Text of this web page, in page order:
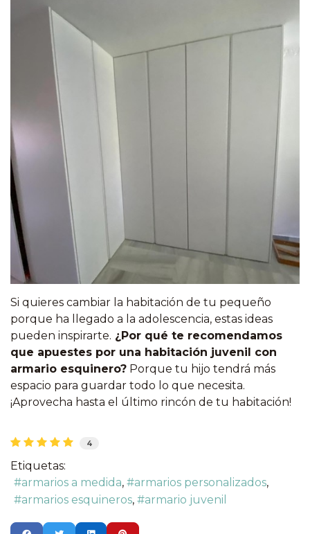
Si quieres cambiar la habitación de tu pequeño
porque ha llegado a la adolescencia, estas ideas
pueden inspirarte. ¿Por qué te recomendamos
que apuestes por una habitación juvenil con
armario esquinero? Porque tu hijo tendrá más
espacio para guardar todo lo que necesita.
¡Aprovecha hasta el último rincón de tu habitación!
4
Etiquetas:
armarios a medida
armarios personalizados
armarios esquineros
armario juvenil